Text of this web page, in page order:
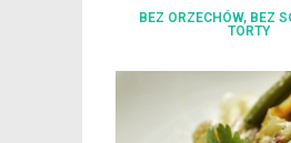
BEZ ORZECHÓW, BEZ
TORTY